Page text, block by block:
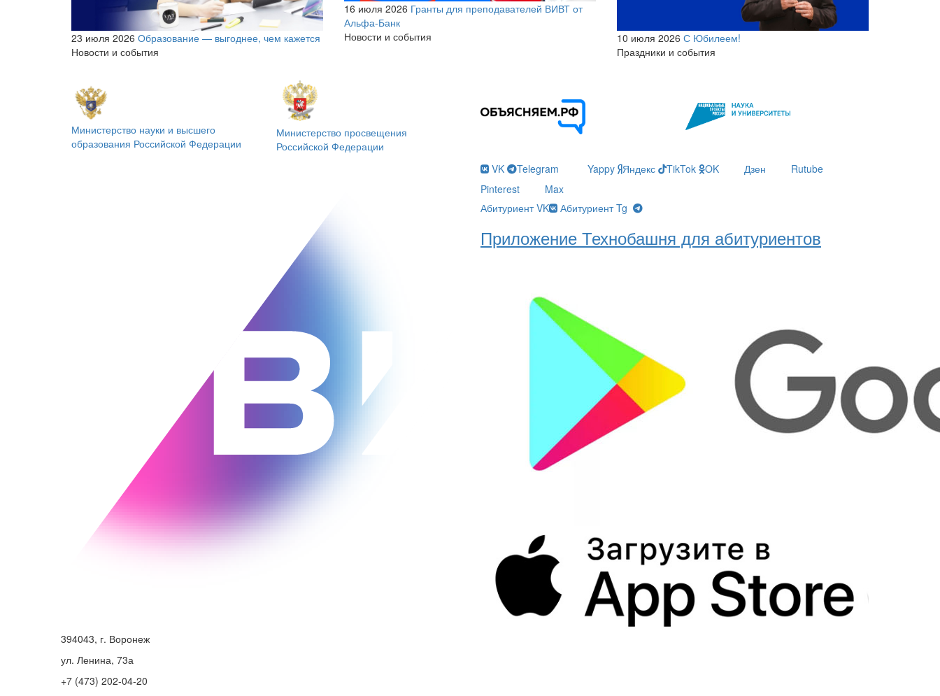
23 июля 2026 Образование — выгоднее, чем кажется
Новости и события
16 июля 2026 Гранты для преподавателей ВИВТ от
Альфа-Банк
Новости и события
10 июля 2026 С Юбилеем!
Праздники и события
Министерство науки и высшего
образования Российской Федерации
Министерство просвещения
Российской Федерации
394043, г. Воронеж
ул. Ленина, 73а
+7 (473) 202-04-20
VK Telegram Yappy Яндекс TikTok OK Дзен
Rutube
Pinterest
Max
Абитуриент VK
Абитуриент Tg
Приложение Технобашня для абитуриентов